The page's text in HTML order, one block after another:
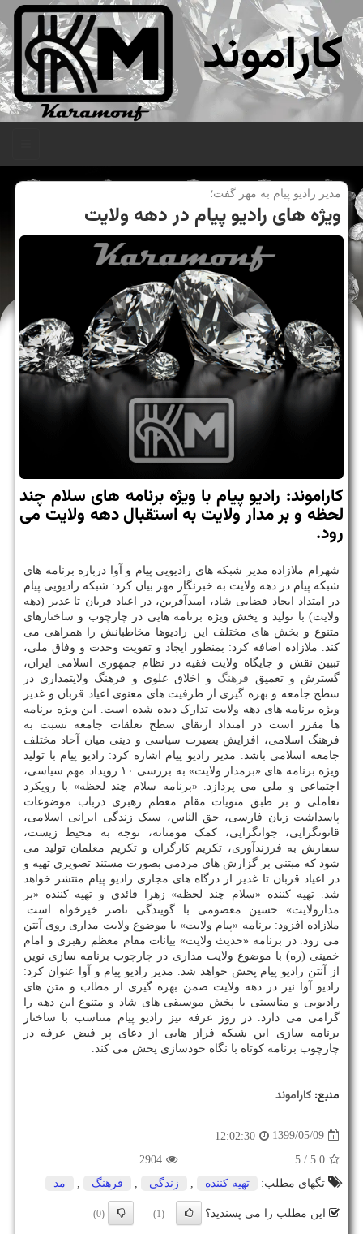
کاراموند
مدیر رادیو پیام به مهر گفت؛
ویژه های رادیو پیام در دهه ولایت
كاراموند: رادیو پیام با ویژه برنامه های سلام چند
لحظه و بر مدار ولایت به استقبال دهه ولایت می
رود.
شهرام ملازاده مدیر شبکه های رادیویی پیام و آوا درباره برنامه های
شبکه پیام در دهه ولایت به خبرنگار مهر بیان کرد: شبکه رادیویی پیام
در امتداد ایجاد فضایی شاد، امیدآفرین، در اعیاد قربان تا غدیر (دهه
ولایت) با تولید و پخش ویژه برنامه هایی در چارچوب و ساختارهای
متنوع و بخش های مختلف این رادیوها مخاطبانش را همراهی می
کند. ملازاده اضافه کرد: بمنظور ایجاد و تقویت وحدت و وفاق ملی،
تبیین نقش و جایگاه ولایت فقیه در نظام جمهوری اسلامی ایران،
گسترش و تعمیق فرهنگ و اخلاق علوی و فرهنگ ولایتمداری در
سطح جامعه و بهره گیری از ظرفیت های معنوی اعیاد قربان و غدیر
ویژه برنامه های دهه ولایت تدارک دیده شده است. این ویژه برنامه
ها مقرر است در امتداد ارتقای سطح تعلقات جامعه نسبت به
فرهنگ اسلامی، افزایش بصیرت سیاسی و دینی میان آحاد مختلف
جامعه اسلامی باشد. مدیر رادیو پیام اشاره کرد: رادیو پیام با تولید
ویژه برنامه های «برمدار ولایت» به بررسی ۱۰ رویداد مهم سیاسی،
اجتماعی و ملی می پردازد. «برنامه سلام چند لحظه» با رویکرد
تعاملی و بر طبق منویات مقام معظم رهبری درباب موضوعات
پاسداشت زبان فارسی، حق الناس، سبک زندگی ایرانی اسلامی،
قانونگرایی، جوانگرایی، کمک مومنانه، توجه به محیط زیست،
سفارش به فرزندآوری، تکریم کارگران و تکریم معلمان تولید می
شود که مبتنی بر گزارش های مردمی بصورت مستند تصویری تهیه و
در اعیاد قربان تا غدیر از درگاه های مجازی رادیو پیام منتشر خواهد
شد. تهیه کننده «سلام چند لحظه» زهرا قائدی و تهیه کننده «بر
مدارولایت» حسین معصومی با گویندگی ناصر خیرخواه است.
ملازاده افزود: برنامه «پیام ولایت» با موضوع ولایت مداری روی آنتن
می رود. در برنامه «حدیث ولایت» بیانات مقام معظم رهبری و امام
خمینی (ره) با موضوع ولایت مداری در چارچوب برنامه سازی نوین
از آنتن رادیو پیام پخش خواهد شد. مدیر رادیو پیام و آوا عنوان کرد:
رادیو آوا نیز در دهه ولایت ضمن بهره گیری از مطاب و متن های
رادیویی و مناسبتی با پخش موسیقی های شاد و متنوع این دهه را
گرامی می دارد. در روز عرفه نیز رادیو پیام متناسب با ساختار
برنامه سازی این شبکه فراز هایی از دعای پر فیض عرفه در
چارچوب برنامه کوتاه با نگاه خودسازی پخش می کند.
منبع: كاراموند
1399/05/09
12:02:30
5.0
/ 5
2904
تگهای مطلب:
تهیه كننده , زندگی , فرهنگ , مد
این مطلب را می پسندید؟ (1)
(0)